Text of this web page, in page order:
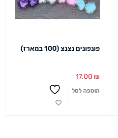
פונפונים נצנצ (100 במארז)
17.00 ₪
הוספה לסל